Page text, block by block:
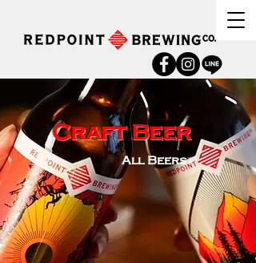
Craft Beer
All Beers